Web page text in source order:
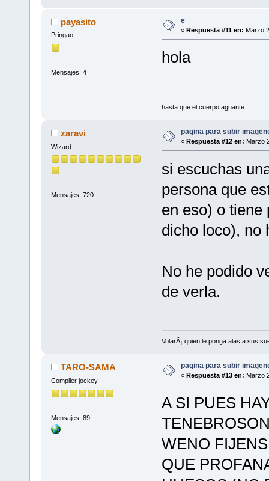
payasito
Pringao
Mensajes: 4
e
« Respuesta #11 en: Marzo
hola
hasta que el cuerpo aguante
zaravi
Wizard
Mensajes: 720
pagina para subir
« Respuesta #12 en: Marzo
si escuchas
persona que
en eso) o
dicho loco), no
No he podido
de verla.
VolarÃ¡ quien le ponga alas a sus
TARO-SAMA
Compiler jockey
Mensajes: 89
pagina para subir
« Respuesta #13 en: Marzo
A SI PUES
WENO
QUE